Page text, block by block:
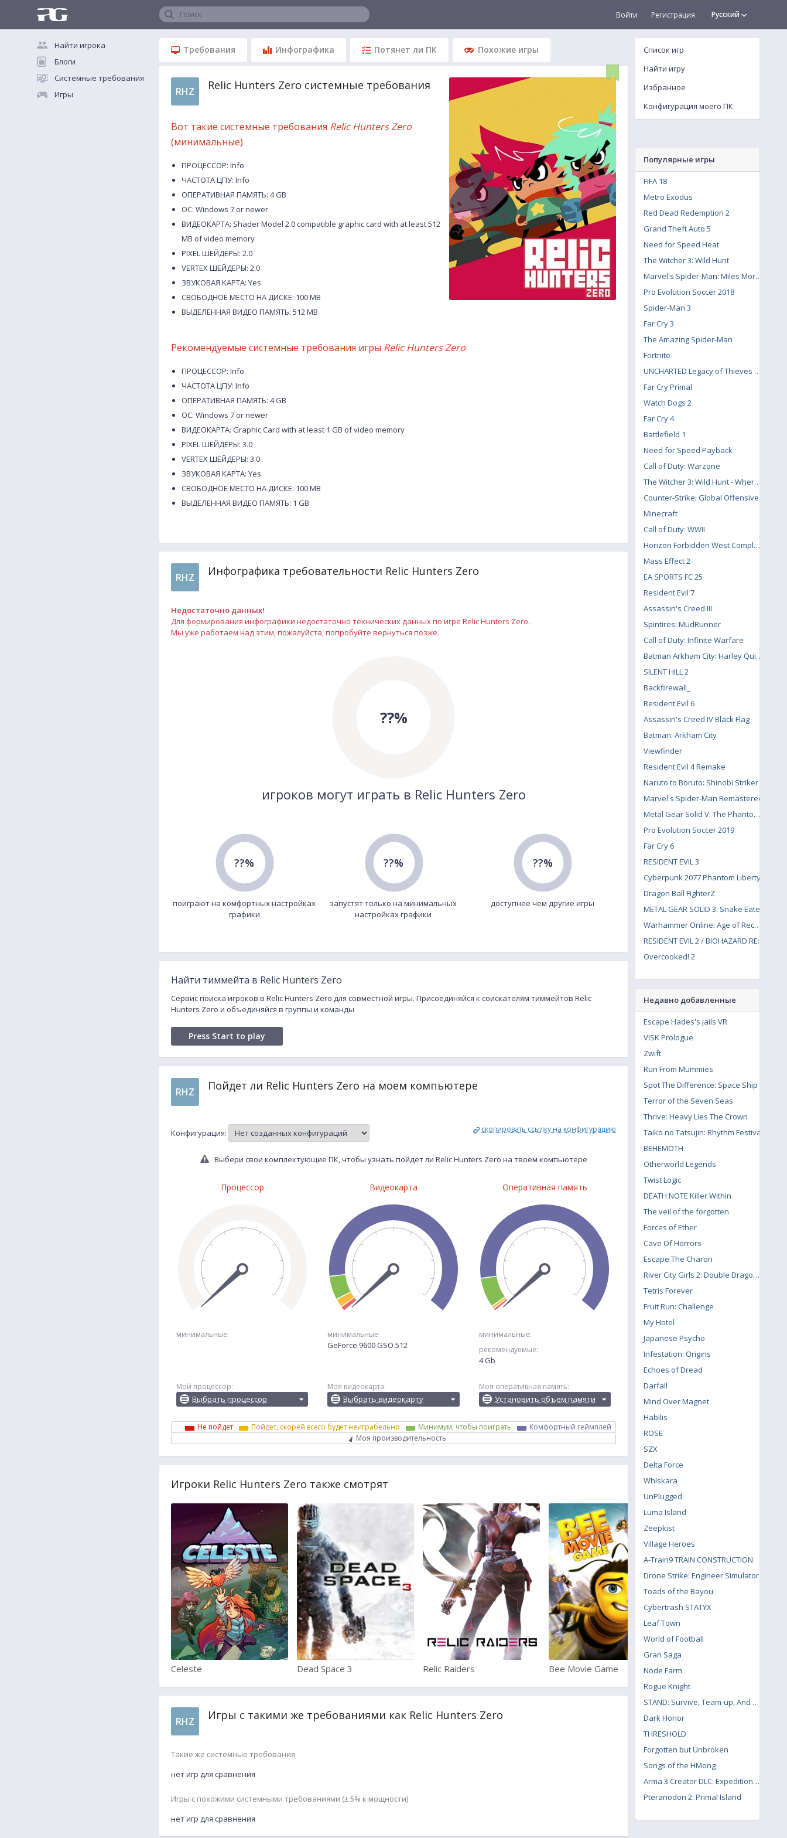
Поиск Русский
Войти Регистрация
Найти игрока
Блоги
Системные требования
Игры
Требования Инфографика Потянет ли ПК Похожие игры
RHZ Relic Hunters Zero системные требования
Вот такие системные требования Relic Hunters Zero
(минимальные)
ПРОЦЕССОР: Info
ЧАСТОТА ЦПУ: Info
ОПЕРАТИВНАЯ ПАМЯТЬ: 4 GB
ОС: Windows 7 or newer
ВИДЕОКАРТА: Shader Model 2.0 compatible graphic card with at least 512
MB of video memory
PIXEL ШЕЙДЕРЫ: 2.0
VERTEX ШЕЙДЕРЫ: 2.0
ЗВУКОВАЯ КАРТА: Yes
СВОБОДНОЕ МЕСТО НА ДИСКЕ: 100 MB
ВЫДЕЛЕННАЯ ВИДЕО ПАМЯТЬ: 512 MB
Рекомендуемые системные требования игры Relic Hunters Zero
ПРОЦЕССОР: Info
ЧАСТОТА ЦПУ: Info
ОПЕРАТИВНАЯ ПАМЯТЬ: 4 GB
ОС: Windows 7 or newer
ВИДЕОКАРТА: Graphic Card with at least 1 GB of video memory
PIXEL ШЕЙДЕРЫ: 3.0
VERTEX ШЕЙДЕРЫ: 3.0
ЗВУКОВАЯ КАРТА: Yes
СВОБОДНОЕ МЕСТО НА ДИСКЕ: 100 MB
ВЫДЕЛЕННАЯ ВИДЕО ПАМЯТЬ: 1 GB
RHZ Инфографика требовательности Relic Hunters Zero
Недостаточно данных!
Для формирования инфографики недостаточно технических данных по игре Relic Hunters Zero.
Мы уже работаем над этим, пожалуйста, попробуйте вернуться позже.
??%
игроков могут играть в Relic Hunters Zero
??%
поиграют на комфортных настройках
графики
??%
запустят только на минимальных
настройках графики
??%
доступнее чем другие игры
Найти тиммейта в Relic Hunters Zero
Сервис поиска игроков в Relic Hunters Zero для совместной игры. Присоединяйся к соискателям тиммейтов Relic
Hunters Zero и объединяйся в группы и команды
Press Start to play
RHZ Пойдет ли Relic Hunters Zero на моем компьютере
Конфигурация: скопировать ссылку на конфигурацию
Выбери свои комплектующие ПК, чтобы узнать пойдет ли Relic Hunters Zero на твоем компьютере
Процессор
минимальные:
Мой процессор:
Выбрать процессор
Видеокарта
минимальные:
GeForce 9600 GSO 512
Моя видеокарта:
Выбрать видеокарту
Оперативная память
минимальные:
рекомендуемые:
4 Gb
Моя оперативная память:
Установить объем памяти
Не пойдет Пойдет, скорей всего будет неиграбельно Минимум, чтобы поиграть
Комфортный геймплей
Моя производительность
Игроки Relic Hunters Zero также смотрят
Celeste Dead Space 3 Relic Raiders Bee Movie Game Street Fighter X Tekken
RHZ Игры с такими же требованиями как Relic Hunters Zero
Такие же системные требования
нет игр для сравнения
Игры с похожими системными требованиями (± 5% к мощности)
нет игр для сравнения
Список игр
Найти игру
Избранное
Конфигурация моего ПК
Популярные игры
FIFA 18
Metro Exodus
Red Dead Redemption 2
Grand Theft Auto 5
Need for Speed Heat
The Witcher 3: Wild Hunt
Marvel's Spider-Man: Miles Morales
Pro Evolution Soccer 2018
Spider-Man 3
Far Cry 3
The Amazing Spider-Man
Fortnite
UNCHARTED Legacy of Thieves Collection
Far Cry Primal
Watch Dogs 2
Far Cry 4
Battlefield 1
Need for Speed Payback
Call of Duty: Warzone
The Witcher 3: Wild Hunt - Where the Cat and Wolf Play
Counter-Strike: Global Offensive
Minecraft
Call of Duty: WWII
Horizon Forbidden West Complete Edition
Mass Effect 2
EA SPORTS FC 25
Resident Evil 7
Assassin's Creed III
Spintires: MudRunner
Call of Duty: Infinite Warfare
Batman Arkham City: Harley Quinn's Revenge
SILENT HILL 2
Backfirewall_
Resident Evil 6
Assassin's Creed IV Black Flag
Batman: Arkham City
Viewfinder
Resident Evil 4 Remake
Naruto to Boruto: Shinobi Striker
Marvel's Spider-Man Remastered
Metal Gear Solid V: The Phantom Pain
Pro Evolution Soccer 2019
Far Cry 6
RESIDENT EVIL 3
Cyberpunk 2077 Phantom Liberty
Dragon Ball FighterZ
METAL GEAR SOLID 3: Snake Eater
Warhammer Online: Age of Reckoning
RESIDENT EVIL 2 / BIOHAZARD RE:2
Overcooked! 2
Недавно добавленные
Escape Hades's jails VR
VISK Prologue
Zwift
Run From Mummies
Spot The Difference: Space Ship
Terror of the Seven Seas
Thrive: Heavy Lies The Crown
Taiko no Tatsujin: Rhythm Festival
BEHEMOTH
Otherworld Legends
Twist Logic
DEATH NOTE Killer Within
The veil of the forgotten
Forces of Ether
Cave Of Horrors
Escape The Charon
River City Girls 2: Double Dragon DLC
Tetris Forever
Fruit Run: Challenge
My Hotel
Japanese Psycho
Infestation: Origins
Echoes of Dread
Darfall
Mind Over Magnet
Habilis
ROSE
SZX
Delta Force
Whiskara
UnPlugged
Luma Island
Zeepkist
Village Heroes
A-Train9 TRAIN CONSTRUCTION
Drone Strike: Engineer Simulator
Toads of the Bayou
Cybertrash STATYX
Leaf Town
World of Football
Gran Saga
Node Farm
Rogue Knight
STAND: Survive, Team-up, And Never Die
Dark Honor
THRESHOLD
Forgotten but Unbroken
Songs of the HMong
Arma 3 Creator DLC: Expeditionary Forces
Pteranodon 2: Primal Island